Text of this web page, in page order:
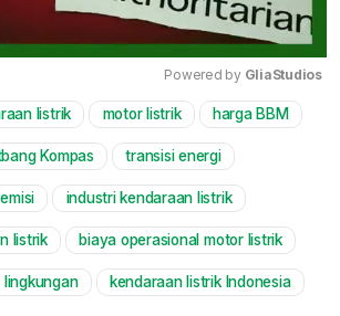
Mute
Powered by GliaStudios
listrik motor listrik harga BBM
Kompas transisi energi
industri kendaraan listrik
listrik biaya operasional motor listrik
kendaraan listrik Indonesia